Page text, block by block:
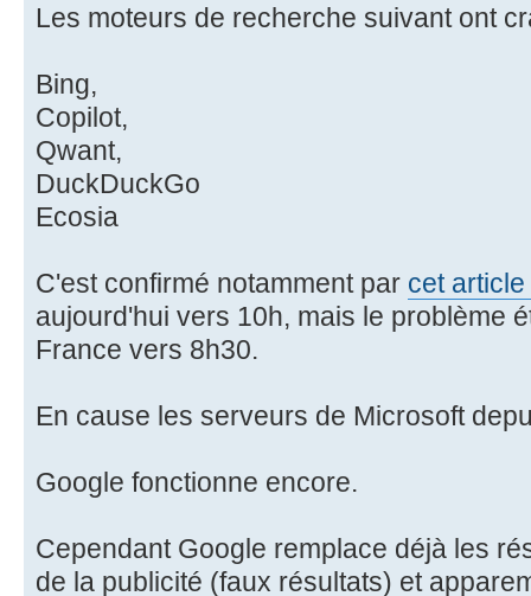
Les moteurs de recherche suivant ont
Bing,
Copilot,
Qwant,
DuckDuckGo
Ecosia
C'est confirmé notamment par cet
aujourd'hui vers 10h, mais le problème
France vers 8h30.
En cause les serveurs de Microsoft
Google fonctionne encore.
Cependant Google remplace déjà les
de la publicité (faux résultats) et